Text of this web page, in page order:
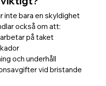
inte bara en skyldighet
också om att:
på taket
och underhåll
vid bristande